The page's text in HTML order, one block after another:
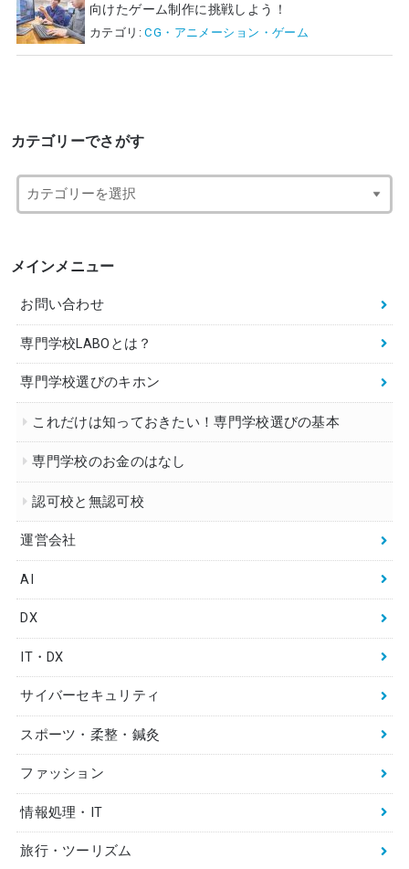
向けたゲーム制作に挑戦しよう！
カテゴリ:CG・アニメーション・ゲーム
カテゴリーでさがす
メインメニュー
お問い合わせ
専門学校LABOとは？
専門学校選びのキホン
これだけは知っておきたい！専門学校選びの基本
専門学校のお金のはなし
認可校と無認可校
運営会社
AI
DX
IT・DX
サイバーセキュリティ
スポーツ・柔整・鍼灸
ファッション
情報処理・IT
旅行・ツーリズム